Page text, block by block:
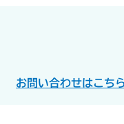
お問い合わせはこち